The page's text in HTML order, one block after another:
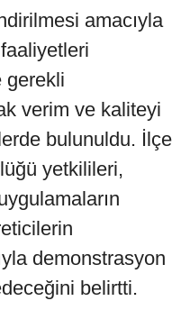
amacıyla
gerekli
verim ve kaliteyi
bulunuldu. İlçe
yetkilileri,
demonstrasyon
belirtti.